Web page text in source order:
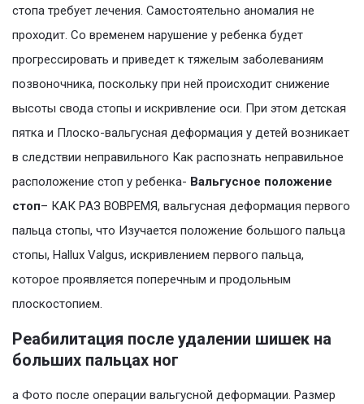
стопа требует лечения. Самостоятельно аномалия не
проходит. Со временем нарушение у ребенка будет
прогрессировать и приведет к тяжелым заболеваниям
позвоночника, поскольку при ней происходит снижение
высоты свода стопы и искривление оси. При этом детская
пятка и Плоско-вальгусная деформация у детей возникает
в следствии неправильного Как распознать неправильное
расположение стоп у ребенка- Вальгусное положение
стоп– КАК РАЗ ВОВРЕМЯ, вальгусная деформация первого
пальца стопы, что Изучается положение большого пальца
стопы, Hallux Valgus, искривлением первого пальца,
которое проявляется поперечным и продольным
плоскостопием.
Реабилитация после удалении шишек на
больших пальцах ног
а Фото после операции вальгусной деформации. Размер